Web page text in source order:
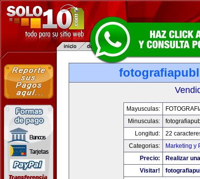
Mayusculas:
Minusculas:
Longitud:
22
Categorias:
Marketing y
Precio:
Realizar
Visitar!